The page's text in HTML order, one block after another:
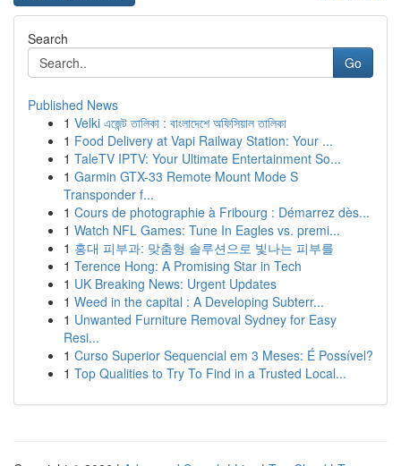
Search
Go
Published News
1 Velki এজেন্ট তালিকা : বাংলাদেশে অফিসিয়াল তালিকা
1 Food Delivery at Vapi Railway Station: Your ...
1 TaleTV IPTV: Your Ultimate Entertainment So...
1 Garmin GTX-33 Remote Mount Mode S
Transponder f...
1 Cours de photographie à Fribourg : Démarrez dès...
1 Watch NFL Games: Tune In Eagles vs. premi...
1 홍대 피부과: 맞춤형 솔루션으로 빛나는 피부를
1 Terence Hong: A Promising Star in Tech
1 UK Breaking News: Urgent Updates
1 Weed in the capital : A Developing Subterr...
1 Unwanted Furniture Removal Sydney for Easy
Resi...
1 Curso Superior Sequencial em 3 Meses: É Possível?
1 Top Qualities to Try To Find in a Trusted Local...